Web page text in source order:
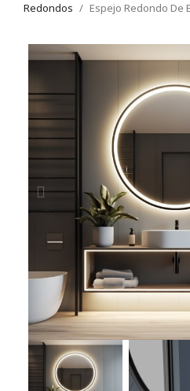
Redondos
Espejo Redondo De